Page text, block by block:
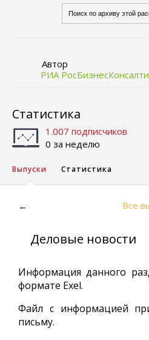
Автор
РИА
Статистика
1.007 подписчиков
0 за неделю
Выпуски Статистика
← Все
Деловые новости
Информация данного
формате Exel.
Файл с информацией
письму.